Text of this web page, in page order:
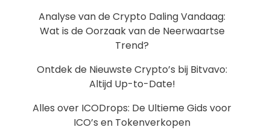
Analyse van de Crypto Daling Vandaag:
Wat is de Oorzaak van de Neerwaartse
Trend?
Ontdek de Nieuwste Crypto’s bij Bitvavo:
Altijd Up-to-Date!
Alles over ICODrops: De Ultieme Gids voor
ICO’s en Tokenverkopen